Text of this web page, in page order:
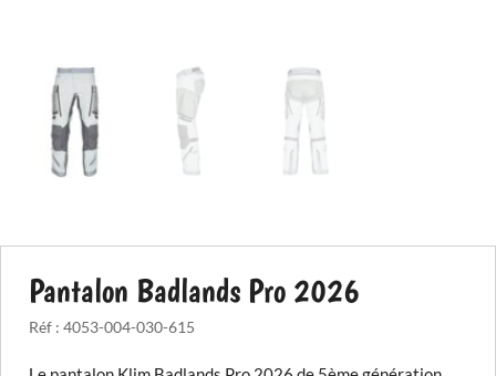
Pantalon Badlands Pro 2026
Réf : 4053-004-030-615